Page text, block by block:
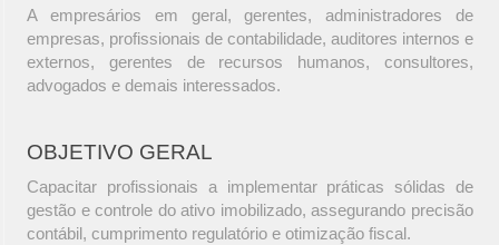
A empresários em geral, gerentes, administradores de
empresas, profissionais de contabilidade, auditores internos e
externos, gerentes de recursos humanos, consultores,
advogados e demais interessados.
OBJETIVO GERAL
Capacitar profissionais a implementar práticas sólidas de
gestão e controle do ativo imobilizado, assegurando precisão
contábil, cumprimento regulatório e otimização fiscal.